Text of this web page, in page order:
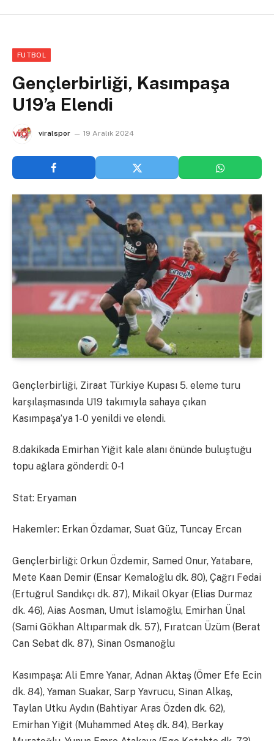
FUTBOL
Gençlerbirliği, Kasımpaşa
U19’a Elendi
viralspor 19 Aralık 2024
Gençlerbirliği, Ziraat Türkiye Kupası 5. eleme turu
karşılaşmasında U19 takımıyla sahaya çıkan
Kasımpaşa’ya 1-0 yenildi ve elendi.
8.dakikada Emirhan Yiğit kale alanı önünde buluştuğu
topu ağlara gönderdi: 0-1
Stat: Eryaman
Hakemler: Erkan Özdamar, Suat Güz, Tuncay Ercan
Gençlerbirliği: Orkun Özdemir, Samed Onur, Yatabare,
Mete Kaan Demir (Ensar Kemaloğlu dk. 80), Çağrı Fedai
(Ertuğrul Sandıkçı dk. 87), Mikail Okyar (Elias Durmaz
dk. 46), Aias Aosman, Umut İslamoğlu, Emirhan Ünal
(Sami Gökhan Altıparmak dk. 57), Fıratcan Üzüm (Berat
Can Sebat dk. 87), Sinan Osmanoğlu
Kasımpaşa: Ali Emre Yanar, Adnan Aktaş (Ömer Efe Ecin
dk. 84), Yaman Suakar, Sarp Yavrucu, Sinan Alkaş,
Taylan Utku Aydın (Bahtiyar Aras Özden dk. 62),
Emirhan Yiğit (Muhammed Ateş dk. 84), Berkay